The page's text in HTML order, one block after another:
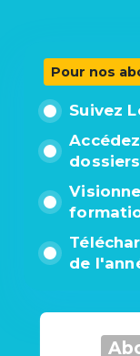
Pour nos
Suivez
de